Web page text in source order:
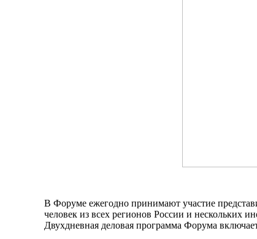
В Форуме ежегодно принимают участие
человек из всех регионов России и нескольких
Двухдневная деловая программа Форума